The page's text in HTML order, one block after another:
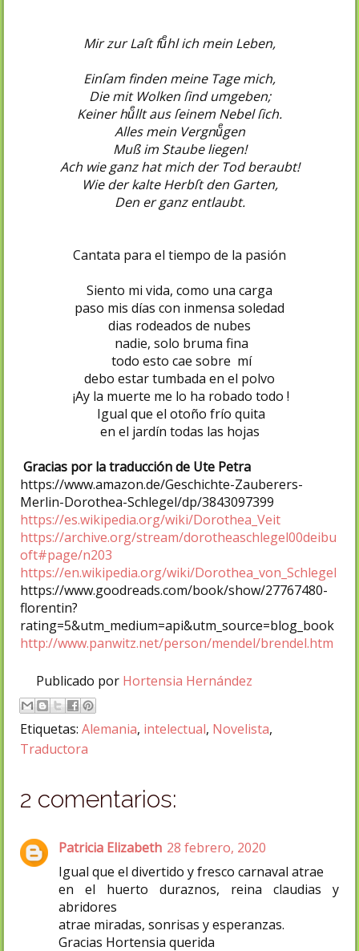
Mir zur Laſt fuͤhl ich mein Leben,
Einſam finden meine Tage mich,
Die mit Wolken ſind umgeben;
Keiner huͤllt aus ſeinem Nebel ſich.
Alles mein Vergnuͤgen
Muß im Staube liegen!
Ach wie ganz hat mich der Tod beraubt!
Wie der kalte Herbſt den Garten,
Den er ganz entlaubt.
Cantata para el tiempo de la pasión
Siento mi vida, como una carga
paso mis días con inmensa soledad
dias rodeados de nubes
nadie, solo bruma fina
todo esto cae sobre mí
debo estar tumbada en el polvo
¡Ay la muerte me lo ha robado todo !
Igual que el otoño frío quita
en el jardín todas las hojas
Gracias por la traducción de Ute Petra
https://www.amazon.de/Geschichte-Zauberers-
Merlin-Dorothea-Schlegel/dp/3843097399
https://es.wikipedia.org/wiki/Dorothea_Veit
https://archive.org/stream/dorotheaschlegel00deibu
oft#page/n203
https://en.wikipedia.org/wiki/Dorothea_von_Schlegel
https://www.goodreads.com/book/show/27767480-
florentin?
rating=5&utm_medium=api&utm_source=blog_book
http://www.panwitz.net/person/mendel/brendel.htm
Publicado por Hortensia Hernández
Etiquetas: Alemania, intelectual, Novelista,
Traductora
2 comentarios:
Patricia Elizabeth 28 febrero, 2020
Igual que el divertido y fresco carnaval atrae
en el huerto duraznos, reina claudias y
abridores
atrae miradas, sonrisas y esperanzas.
Gracias Hortensia querida